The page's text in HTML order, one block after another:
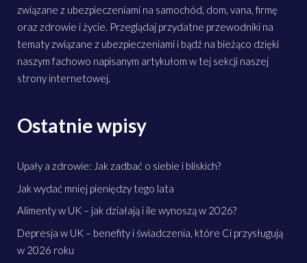
związane z ubezpieczeniami na samochód, dom, vana, firmę
oraz zdrowie i życie. Przeglądaj przydatne przewodniki na
tematy związane z ubezpieczeniami i bądź na bieżąco dzięki
naszym fachowo napisanym artykułom w tej sekcji naszej
strony internetowej.
Ostatnie wpisy
Upały a zdrowie: Jak zadbać o siebie i bliskich?
Jak wydać mniej pieniędzy tego lata
Alimenty w UK – jak działają i ile wynoszą w 2026?
Depresja w UK – benefity i świadczenia, które Ci przysługują
w 2026 roku